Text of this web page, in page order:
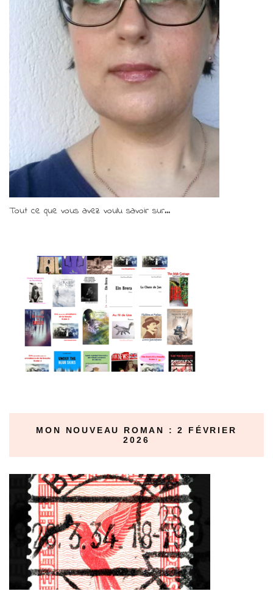
Tout ce que vous avez voulu savoir sur...
MON NOUVEAU ROMAN : 2 FÉVRIER
2026